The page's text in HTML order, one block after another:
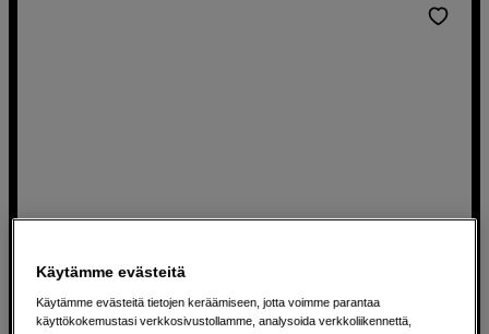
Imukuppikiinnike kolmella imukupilla
Käytämme evästeitä
Käytämme evästeitä tietojen keräämiseen, jotta voimme parantaa
käyttökokemustasi verkkosivustollamme, analysoida verkkoliikennettä,